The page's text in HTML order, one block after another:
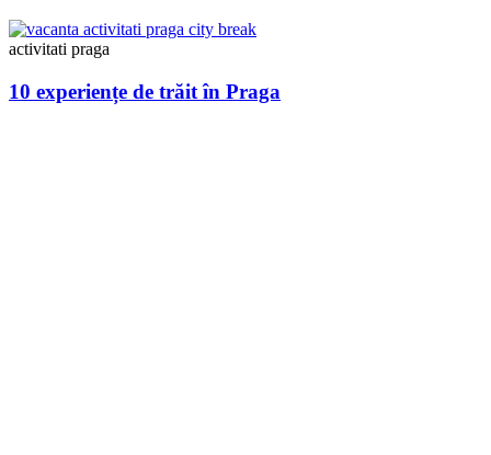
activitati praga
10 experiențe de trăit în Praga